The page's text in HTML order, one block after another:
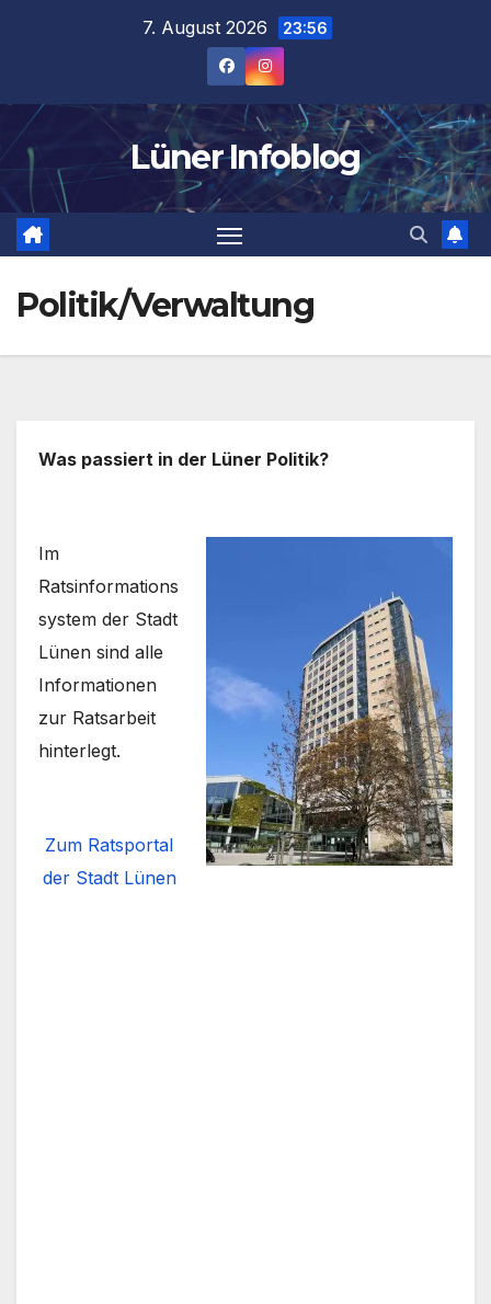
7. August 2026 23:56
Lüner Infoblog
Politik/Verwaltung
Was passiert in der Lüner Politik?
Im
Ratsinformations
system der Stadt
Lünen sind alle
Informationen
zur Ratsarbeit
hinterlegt.
Zum Ratsportal
der Stadt Lünen